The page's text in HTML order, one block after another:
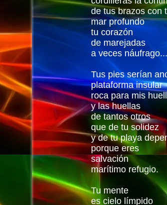
de tus brazos con
mar profundo
tu corazón
de marejadas
a veces náufrago...
Tus pies serían
plataforma insular
roca para mis
y las huellas
de tantos otros
que de tu solidez
y de tu playa
porque eres
salvación
marítimo refugio.
Tu mente
es cielo límpido